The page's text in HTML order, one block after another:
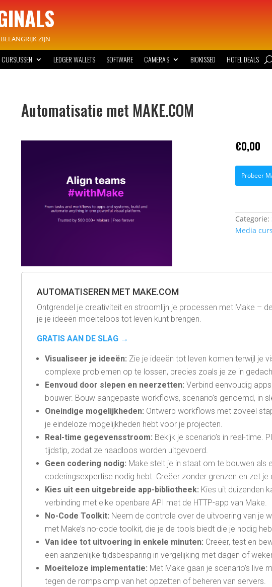
ZIJN
LEDGER WALLETS SOFTWARE CAMERA’S BIOKISSED HOTEL DEALS
Automatisatie met MAKE.COM
€0,00
Probeer
Categorie:
Media
AUTOMATISEREN MET MAKE.COM
Ontgrendel je creativiteit en stroomlijn je processen met Make –
je je ideeën moeiteloos tot leven kunt brengen.
GRATIS AAN DE SLAG →
Visualiseer je ideeën: Zie je ideeën tot leven komen terwijl je
complexe problemen op te lossen, precies zoals je ze in
Eenvoud door slepen en neerzetten: Verbind eenvoudig
bouwer. Bouw aangepaste workflows, scenario’s genoemd, in
Oneindige mogelijkheden: Ontwerp workflows met zoveel
je eindeloze mogelijkheden hebt voor je projecten.
Real-time gegevensstroom: Bekijk je scenario’s in real-time.
tijdstip, zodat ze naadloos worden uitgevoerd.
Geen codering nodig: Make stelt je in staat om te bouwen als
coderingsexpertise nodig hebt. Creëer zonder grenzen en zet
Kies uit een uitgebreide app-bibliotheek: Kies uit duizenden
verbinding met elke openbare API met de HTTP-app van Make.
No-Code Toolkit: Neem de controle over de uitvoering van je
met Make’s no-code toolkit, die je de tools biedt die je nodig
Van idee tot uitvoering in enkele minuten: Creëer, test en
een aanzienlijke tijdsbesparing in vergelijking met dagen of
Moeiteloze implementatie: Met Make gaan je scenario’s live
tegen de rompslomp van het opzetten of beheren van servers.